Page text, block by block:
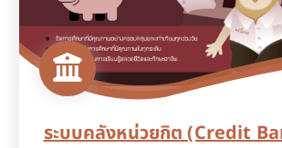
ระบบคลังหน่วยกิต (Credit